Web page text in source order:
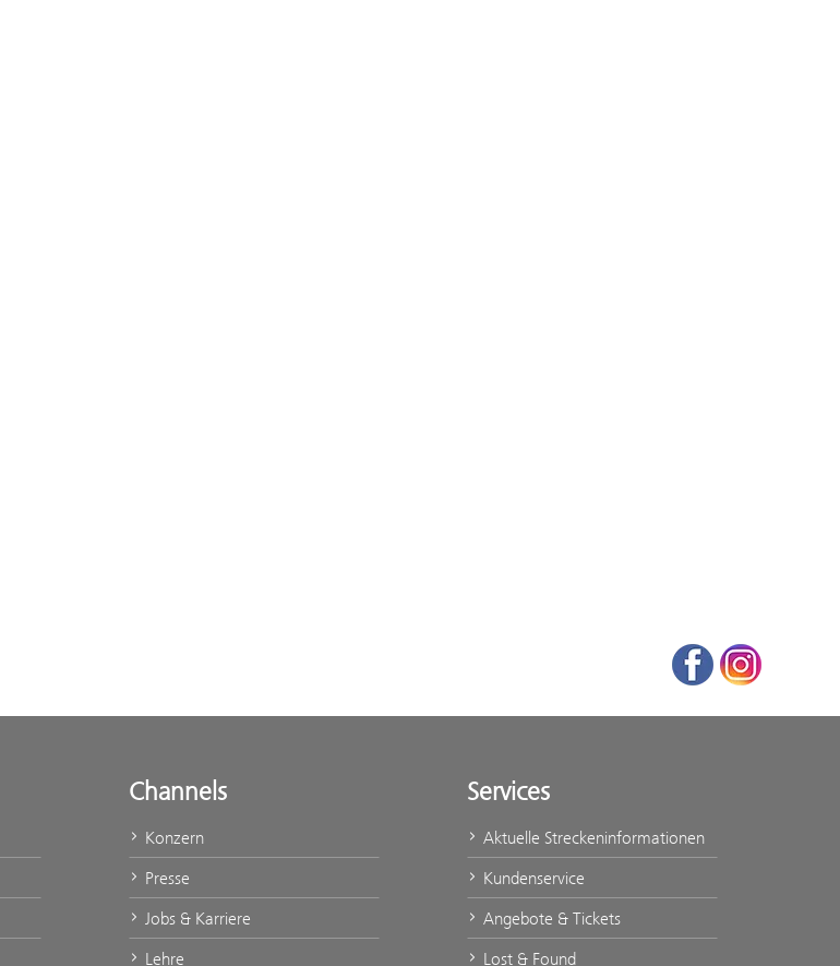
FacebookInstagram
Channels
Konzern
Presse
Jobs & Karriere
Lehre
Services
Aktuelle Streckeninformationen
Kundenservice
Angebote & Tickets
Lost & Found